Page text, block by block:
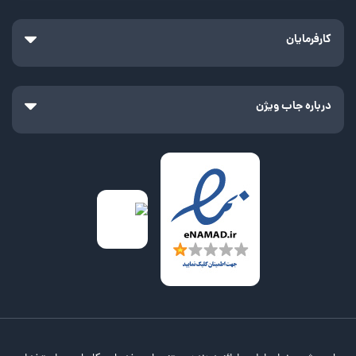
کارفرمایان
درباره جاب ویژن